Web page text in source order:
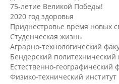
75-летие Великой Победы!
2020 год здоровья
Приднестровье время новых
Студенческая жизнь
Аграрно-технологический
Бендерский политехнический
Естественно-географический
Физико-технический институт